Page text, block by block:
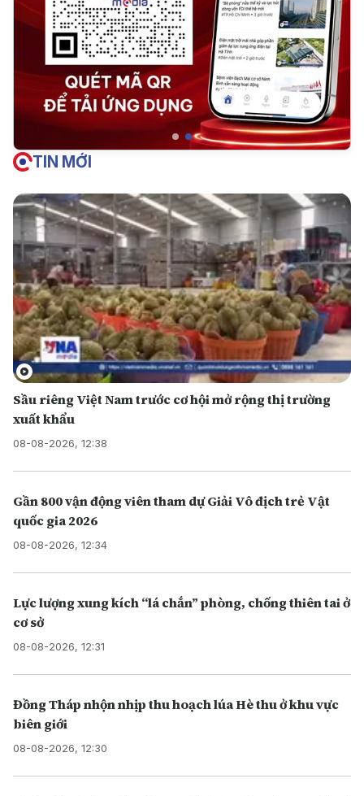
TIN MỚI
Sầu riêng Việt Nam trước cơ hội mở rộng thị trường
xuất khẩu
08-08-2026, 12:38
Gần 800 vận động viên tham dự Giải Vô địch trẻ Vật
quốc gia 2026
08-08-2026, 12:34
Lực lượng xung kích “lá chắn” phòng, chống thiên tai ở
cơ sở
08-08-2026, 12:31
Đồng Tháp nhộn nhịp thu hoạch lúa Hè thu ở khu vực
biên giới
08-08-2026, 12:30